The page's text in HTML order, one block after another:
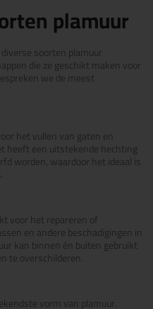
plamuur
soorten plamuur
die ze geschikt maken voor
we de meest
het vullen van gaten en
heeft een uitstekende hechting
worden, waardoor het ideaal is
voor het repareren of
en andere beschadigingen in
kan binnen én buiten gebruikt
te overschilderen.
vorm van plamuur.